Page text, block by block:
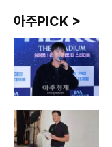
아주PICK >